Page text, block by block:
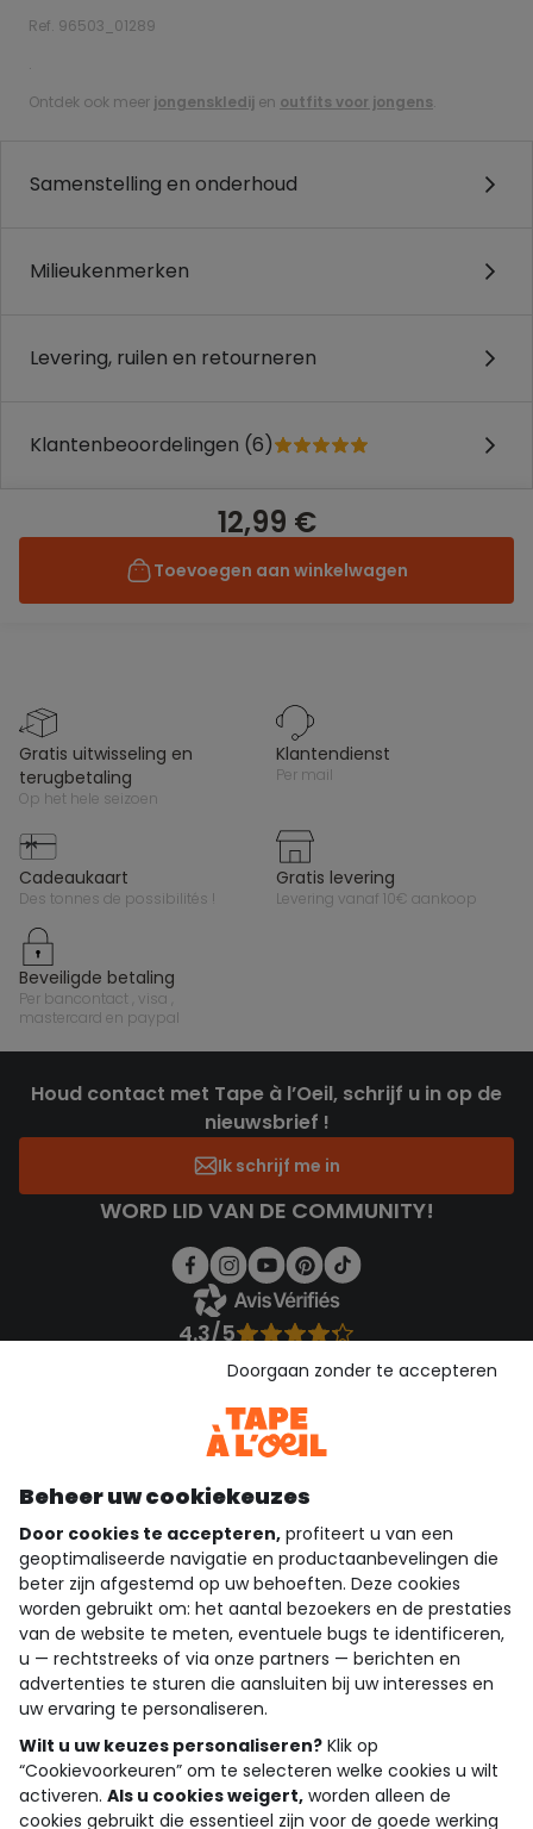
Ref. 96503_01289
.
Ontdek ook meer jongenskledij en outfits voor jongens.
Samenstelling en onderhoud
Milieukenmerken
Levering, ruilen en retourneren
Klantenbeoordelingen (6)
12,99 €
Toevoegen aan winkelwagen
gratis uitwisseling en
terugbetaling
op het hele seizoen
klantendienst
per mail
cadeaukaart
des tonnes de possibilités !
gratis levering
levering vanaf 10€ aankoop
beveiligde betaling
per bancontact , visa ,
mastercard en paypal
Houd contact met Tape à l’Oeil, schrijf u in op de
nieuwsbrief !
Ik schrijf me in
WORD LID VAN DE COMMUNITY!
4.3/5
Bekijk de vertrouwensverklaring
Download onze applicatie
Ontdek onze applicatie
wie zijn we?
hulp nodig
loyalty club
onze catalogus
Beheer uw cookiekeuzes
Door cookies te accepteren, profiteert u van een
geoptimaliseerde navigatie en productaanbevelingen die
beter zijn afgestemd op uw behoeften. Deze cookies
worden gebruikt om: het aantal bezoekers en de prestaties
van de website te meten, eventuele bugs te identificeren,
u — rechtstreeks of via onze partners — berichten en
advertenties te sturen die aansluiten bij uw interesses en
uw ervaring te personaliseren.
Wilt u uw keuzes personaliseren? Klik op
“Cookievoorkeuren” om te selecteren welke cookies u wilt
activeren. Als u cookies weigert, worden alleen de
cookies gebruikt die essentieel zijn voor de goede werking
Doorgaan zonder te accepteren